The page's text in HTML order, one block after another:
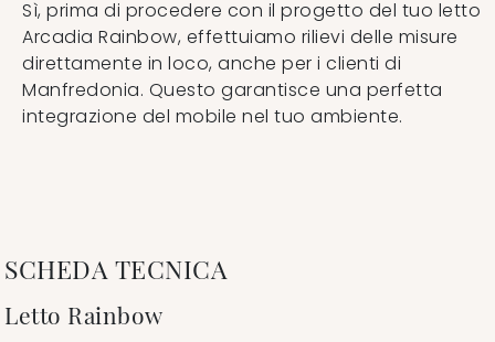
Sì, prima di procedere con il progetto del tuo letto
Arcadia Rainbow, effettuiamo rilievi delle misure
direttamente in loco, anche per i clienti di
Manfredonia. Questo garantisce una perfetta
integrazione del mobile nel tuo ambiente.
SCHEDA TECNICA
Letto Rainbow